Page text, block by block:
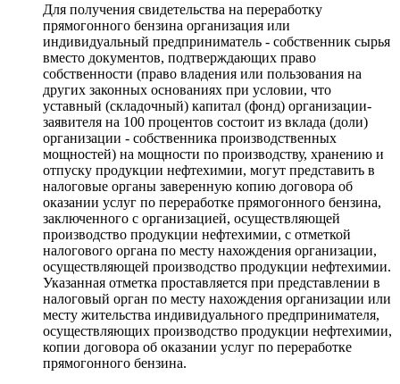
Для получения свидетельства на переработку
прямогонного бензина организация или
индивидуальный предприниматель - собственник сырья
вместо документов, подтверждающих право
собственности (право владения или пользования на
других законных основаниях при условии, что
уставный (складочный) капитал (фонд) организации-
заявителя на 100 процентов состоит из вклада (доли)
организации - собственника производственных
мощностей) на мощности по производству, хранению и
отпуску продукции нефтехимии, могут представить в
налоговые органы заверенную копию договора об
оказании услуг по переработке прямогонного бензина,
заключенного с организацией, осуществляющей
производство продукции нефтехимии, с отметкой
налогового органа по месту нахождения организации,
осуществляющей производство продукции нефтехимии.
Указанная отметка проставляется при представлении в
налоговый орган по месту нахождения организации или
месту жительства индивидуального предпринимателя,
осуществляющих производство продукции нефтехимии,
копии договора об оказании услуг по переработке
прямогонного бензина.